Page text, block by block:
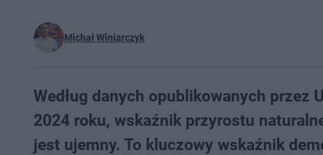
Michał Winiarczyk
Według danych opublikowanych przez
2024 roku, wskaźnik przyrostu
jest ujemny. To kluczowy wskaźnik